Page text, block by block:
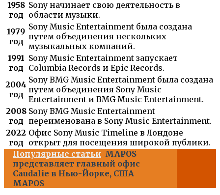
1958
год
Sony начинает свою деятельность в
области музыки.
1979
год
Sony Music Entertainment была создана
путем объединения нескольких
музыкальных компаний.
1991
год
Sony Music Entertainment запускает
Columbia Records и Epic Records.
2004
год
Sony BMG Music Entertainment была создана
путем объединения Sony Music
Entertainment и BMG Music Entertainment.
2008
год
Sony BMG Music Entertainment
переименована в Sony Music Entertainment.
2022
год
Офис Sony Music Timeline в Лондоне
открыт для посещения широкой публики.
Популярные статьи MAPOS
представляет главный офис
Caudalie в Нью-Йорке, США
MAPOS